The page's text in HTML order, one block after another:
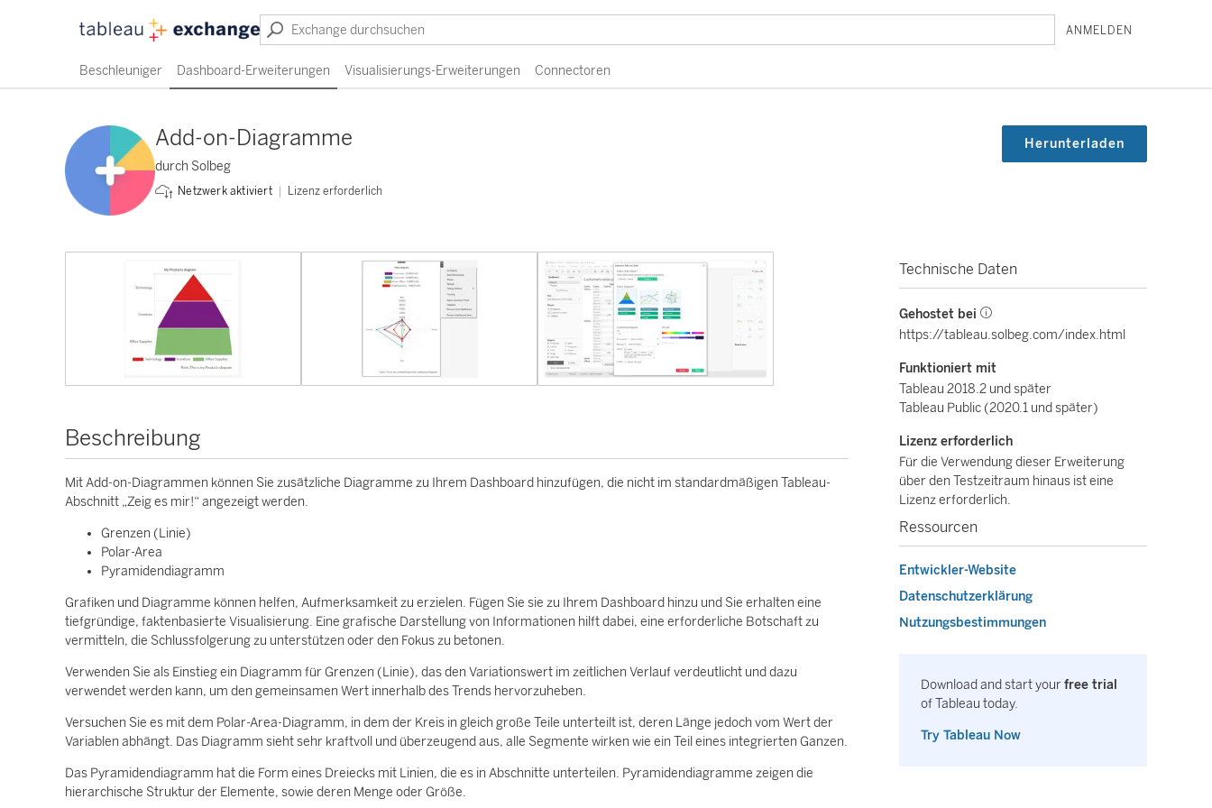
ANMELDEN
Beschleuniger Dashboard-Erweiterungen Visualisierungs-Erweiterungen Connectoren
Add-on-Diagramme
durch Solbeg
Netzwerk aktiviert Lizenz erforderlich
Herunterladen
Beschreibung
Mit Add-on-Diagrammen können Sie zusätzliche Diagramme zu Ihrem Dashboard hinzufügen, die nicht im standardmäßigen Tableau-
Abschnitt „Zeig es mir!“ angezeigt werden.
Grenzen (Linie)
Polar-Area
Pyramidendiagramm
Grafiken und Diagramme können helfen, Aufmerksamkeit zu erzielen. Fügen Sie sie zu Ihrem Dashboard hinzu und Sie erhalten eine
tiefgründige, faktenbasierte Visualisierung. Eine grafische Darstellung von Informationen hilft dabei, eine erforderliche Botschaft zu
vermitteln, die Schlussfolgerung zu unterstützen oder den Fokus zu betonen.
Verwenden Sie als Einstieg ein Diagramm für Grenzen (Linie), das den Variationswert im zeitlichen Verlauf verdeutlicht und dazu
verwendet werden kann, um den gemeinsamen Wert innerhalb des Trends hervorzuheben.
Versuchen Sie es mit dem Polar-Area-Diagramm, in dem der Kreis in gleich große Teile unterteilt ist, deren Länge jedoch vom Wert der
Variablen abhängt. Das Diagramm sieht sehr kraftvoll und überzeugend aus, alle Segmente wirken wie ein Teil eines integrierten Ganzen.
Das Pyramidendiagramm hat die Form eines Dreiecks mit Linien, die es in Abschnitte unterteilen. Pyramidendiagramme zeigen die
hierarchische Struktur der Elemente, sowie deren Menge oder Größe.
Technische Daten
Gehostet bei
https://tableau.solbeg.com/index.html
Funktioniert mit
Tableau 2018.2 und später
Tableau Public (2020.1 und später)
Lizenz erforderlich
Für die Verwendung dieser Erweiterung
über den Testzeitraum hinaus ist eine
Lizenz erforderlich.
Ressourcen
Entwickler-Website
Datenschutzerklärung
Nutzungsbestimmungen
Download and start yourfree trial
of Tableau today.
Try Tableau Now